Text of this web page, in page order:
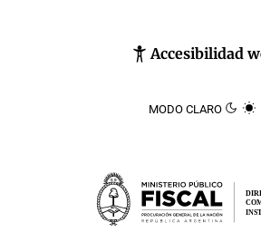
Accesibilidad
MODO CLARO